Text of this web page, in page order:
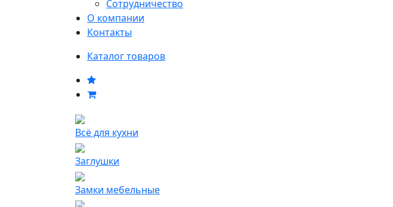
Сотрудничество
О компании
Контакты
Каталог товаров
Всё для кухни
Заглушки
Замки мебельные